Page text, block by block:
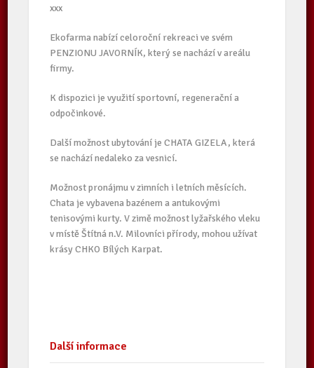
xxx
Ekofarma nabízí celoroční rekreaci ve svém
PENZIONU JAVORNÍK, který se nachází v areálu
firmy.
K dispozici je využití sportovní, regenerační a
odpočinkové.
Další možnost ubytování je CHATA GIZELA, která
se nachází nedaleko za vesnicí.
Možnost pronájmu v zimních i letních měsících.
Chata je vybavena bazénem a antukovými
tenisovými kurty. V zimě možnost lyžařského vleku
v místě Štítná n.V. Milovníci přírody, mohou užívat
krásy CHKO Bílých Karpat.
Další informace